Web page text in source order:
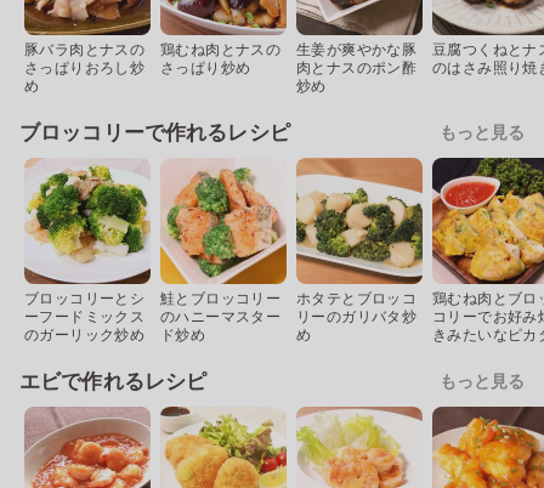
豚バラ肉とナスの
さっぱりおろし炒
め
鶏むね肉とナスの
さっぱり炒め
生姜が爽やかな豚
肉とナスのポン酢
炒め
豆腐つくねとナ
のはさみ照り焼
ブロッコリーで作れるレシピ もっと見る
ブロッコリーとシ
ーフードミックス
のガーリック炒め
鮭とブロッコリー
のハニーマスター
ド炒め
ホタテとブロッコ
リーのガリバタ炒
め
鶏むね肉とブロ
コリーでお好み
きみたいなピカ
エビで作れるレシピ もっと見る